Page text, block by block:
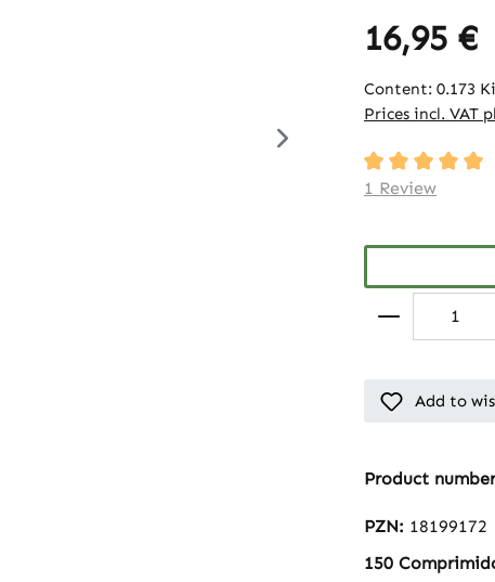
16,95 €
Content: 0.173
Prices incl. VAT
Average rating
1 Review
Add to
Product
PZN: 18199172
150